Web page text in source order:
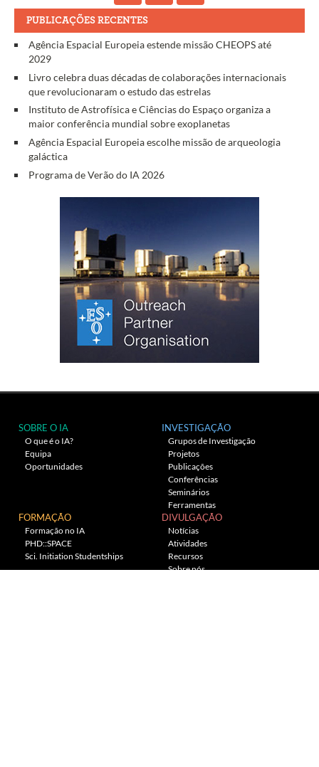
PUBLICAÇÕES RECENTES
Agência Espacial Europeia estende missão CHEOPS até
2029
Livro celebra duas décadas de colaborações internacionais
que revolucionaram o estudo das estrelas
Instituto de Astrofísica e Ciências do Espaço organiza a
maior conferência mundial sobre exoplanetas
Agência Espacial Europeia escolhe missão de arqueologia
galáctica
Programa de Verão do IA 2026
SOBRE O IA
O que é o IA?
Equipa
Oportunidades
INVESTIGAÇÃO
Grupos de Investigação
Projetos
Publicações
Conferências
Seminários
Ferramentas
FORMAÇÃO
Formação no IA
PHD::SPACE
Sci. Initiation Studentships
DIVULGAÇÃO
Notícias
Atividades
Recursos
Sobre nós